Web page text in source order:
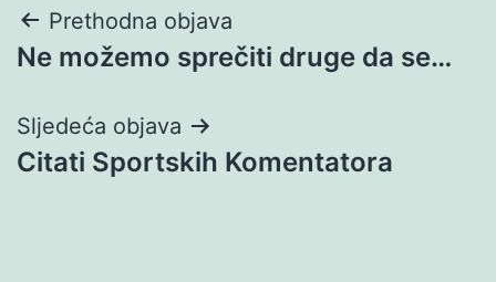
Navigacija
objava
Prethodna objava
Ne možemo sprečiti druge da se…
Sljedeća objava
Citati Sportskih Komentatora